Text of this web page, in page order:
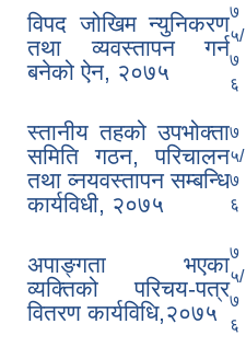
विपद जोखिम न्युनिकरण
तथा व्यवस्तापन गर्न
बनेको ऐन, २०७५
७
५/
७
६
स्तानीय तहको उपभोक्ता
समिति गठन, परिचालन
तथा व्नयवस्तापन सम्बन्धि
कार्यविधी, २०७५
७
५/
७
६
अपाङ्गता भएका
व्यक्तिको परिचय-पत्र
वितरण कार्यविधि,२०७५
७
५/
७
६